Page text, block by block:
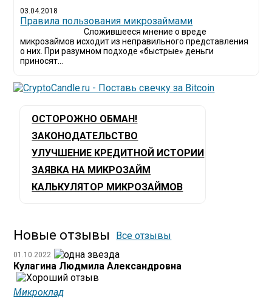
03.04.2018
​Правила пользования микрозаймами
Сложившееся мнение о вреде
микрозаймов исходит из неправильного представления
о них. При разумном подходе «быстрые» деньги
приносят...
ОСТОРОЖНО ОБМАН!
ЗАКОНОДАТЕЛЬСТВО
УЛУЧШЕНИЕ КРЕДИТНОЙ ИСТОРИИ
ЗАЯВКА НА МИКРОЗАЙМ
КАЛЬКУЛЯТОР МИКРОЗАЙМОВ
Новые отзывы Все отзывы
01.10.2022
Кулагина Людмила Александровна
Микроклад